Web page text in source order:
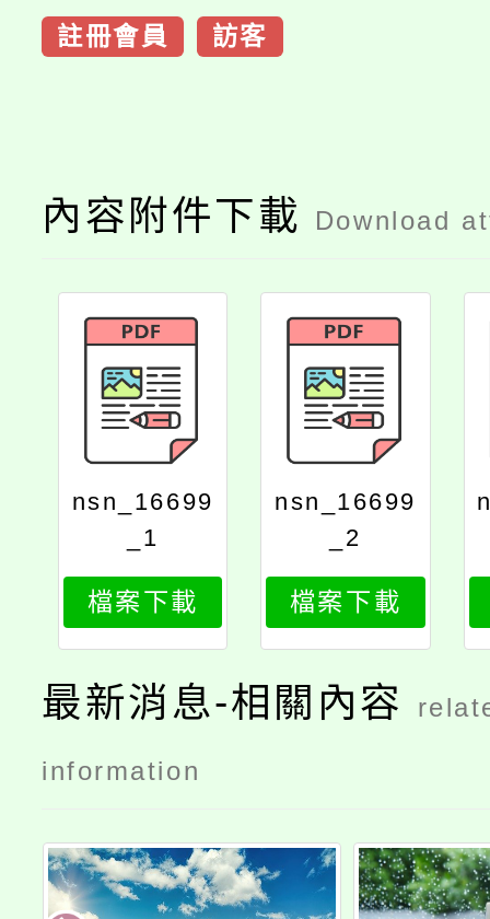
註冊會員 訪客
內容附件下載 Download
nsn_16699
_1
檔案下載
nsn_16699
_2
檔案下載
最新消息-相關內容
information